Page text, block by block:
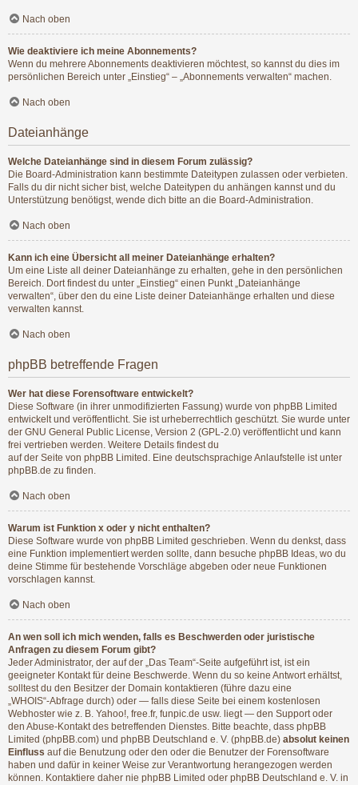
Nach oben
Wie deaktiviere ich meine Abonnements?
Wenn du mehrere Abonnements deaktivieren möchtest, so kannst du dies im
persönlichen Bereich unter „Einstieg“ – „Abonnements verwalten“ machen.
Nach oben
Dateianhänge
Welche Dateianhänge sind in diesem Forum zulässig?
Die Board-Administration kann bestimmte Dateitypen zulassen oder verbieten.
Falls du dir nicht sicher bist, welche Dateitypen du anhängen kannst und du
Unterstützung benötigst, wende dich bitte an die Board-Administration.
Nach oben
Kann ich eine Übersicht all meiner Dateianhänge erhalten?
Um eine Liste all deiner Dateianhänge zu erhalten, gehe in den persönlichen
Bereich. Dort findest du unter „Einstieg“ einen Punkt „Dateianhänge
verwalten“, über den du eine Liste deiner Dateianhänge erhalten und diese
verwalten kannst.
Nach oben
phpBB betreffende Fragen
Wer hat diese Forensoftware entwickelt?
Diese Software (in ihrer unmodifizierten Fassung) wurde von phpBB Limited
entwickelt und veröffentlicht. Sie ist urheberrechtlich geschützt. Sie wurde unter
der GNU General Public License, Version 2 (GPL-2.0) veröffentlicht und kann
frei vertrieben werden. Weitere Details findest du
auf der Seite von phpBB Limited . Eine deutschsprachige Anlaufstelle ist unter
phpBB.de zu finden.
Nach oben
Warum ist Funktion x oder y nicht enthalten?
Diese Software wurde von phpBB Limited geschrieben. Wenn du denkst, dass
eine Funktion implementiert werden sollte, dann besuche phpBB Ideas , wo du
deine Stimme für bestehende Vorschläge abgeben oder neue Funktionen
vorschlagen kannst.
Nach oben
An wen soll ich mich wenden, falls es Beschwerden oder juristische
Anfragen zu diesem Forum gibt?
Jeder Administrator, der auf der „Das Team“-Seite aufgeführt ist, ist ein
geeigneter Kontakt für deine Beschwerde. Wenn du so keine Antwort erhältst,
solltest du den Besitzer der Domain kontaktieren (führe dazu eine
„WHOIS“-Abfrage durch) oder — falls diese Seite bei einem kostenlosen
Webhoster wie z. B. Yahoo!, free.fr, funpic.de usw. liegt — den Support oder
den Abuse-Kontakt des betreffenden Dienstes. Bitte beachte, dass phpBB
Limited (phpBB.com) und phpBB Deutschland e. V. (phpBB.de) absolut keinen
Einfluss auf die Benutzung oder den oder die Benutzer der Forensoftware
haben und dafür in keiner Weise zur Verantwortung herangezogen werden
können. Kontaktiere daher nie phpBB Limited oder phpBB Deutschland e. V. in